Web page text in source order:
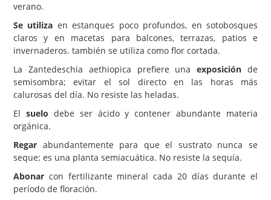
verano.
Se utiliza en estanques poco profundos, en sotobosques
claros y en macetas para balcones, terrazas, patios e
invernaderos. también se utiliza como flor cortada.
La Zantedeschia aethiopica prefiere unaexposición de
semisombra; evitar el sol directo en las horas más
calurosas del día. No resiste las heladas.
El suelo debe ser ácido y contener abundante materia
orgánica.
Regar abundantemente para que el sustrato nunca se
seque; es una planta semiacuática. No resiste la sequía.
Abonar con fertilizante mineral cada 20 días durante el
período de floración.